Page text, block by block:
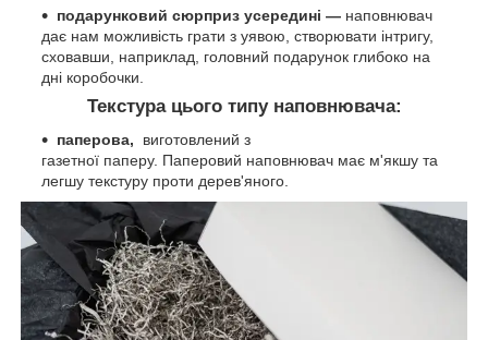
подарунковий сюрприз усередині — наповнювач
дає нам можливість грати з уявою, створювати інтригу,
сховавши, наприклад, головний подарунок глибоко на
дні коробочки.
Текстура цього типу наповнювача:
паперова,
виготовлений з
газетної паперу. Паперовий наповнювач має м'якшу та
легшу текстуру проти дерев'яного.